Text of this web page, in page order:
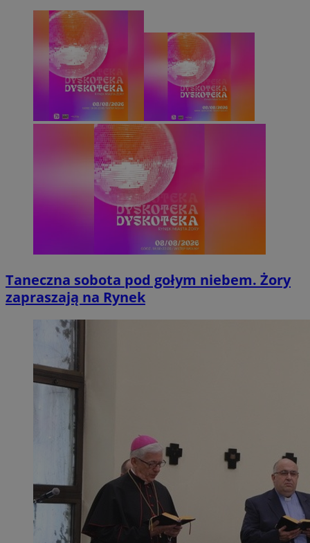
Taneczna sobota pod gołym niebem. Żory
zapraszają na Rynek